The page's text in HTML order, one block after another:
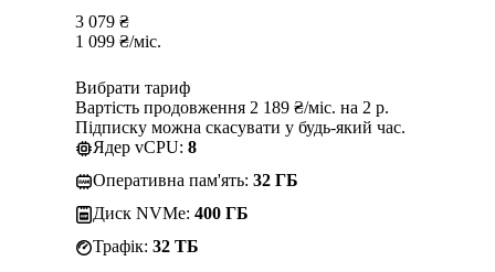
3 079 ₴
1 099 ₴/міс.
Вибрати тариф
Вартість продовження 2 189 ₴/міс. на 2 р.
Підписку можна скасувати у будь-який час.
Ядер vCPU: 8
Оперативна пам'ять: 32 ГБ
Диск NVMe: 400 ГБ
Трафік: 32 TБ